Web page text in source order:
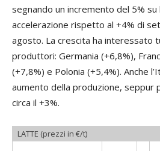
segnando un incremento del 5% su
accelerazione rispetto al +4% di
agosto. La crescita ha interessato
produttori: Germania (+6,8%),
(+7,8%) e Polonia (+5,4%). Anche
aumento della produzione, seppur
circa il +3%.
LATTE (prezzi in €/t)